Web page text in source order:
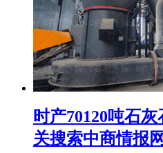
时产70120吨石
关搜索中商情报网